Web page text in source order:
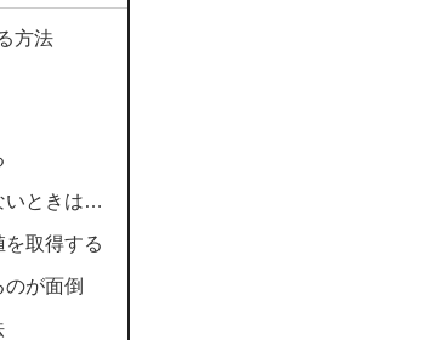
方法
いときは…
取得する
のが面倒